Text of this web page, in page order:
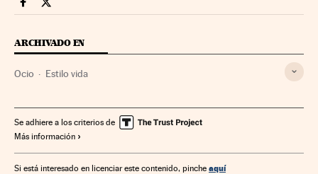
Fortunas Cinco Días en Facebook
Fortunas Cinco Días en Twitter
ARCHIVADO EN
Ocio Estilo vida
Se adhiere a los criterios de
Más información
Si está interesado en licenciar este contenido, pinche aquí